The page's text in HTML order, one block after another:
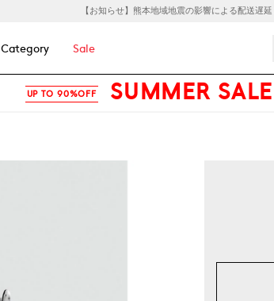
【お知らせ】熊本地域地震の影響による配送遅延
Category Sale
UP TO 90%OFF SUMMER SALE